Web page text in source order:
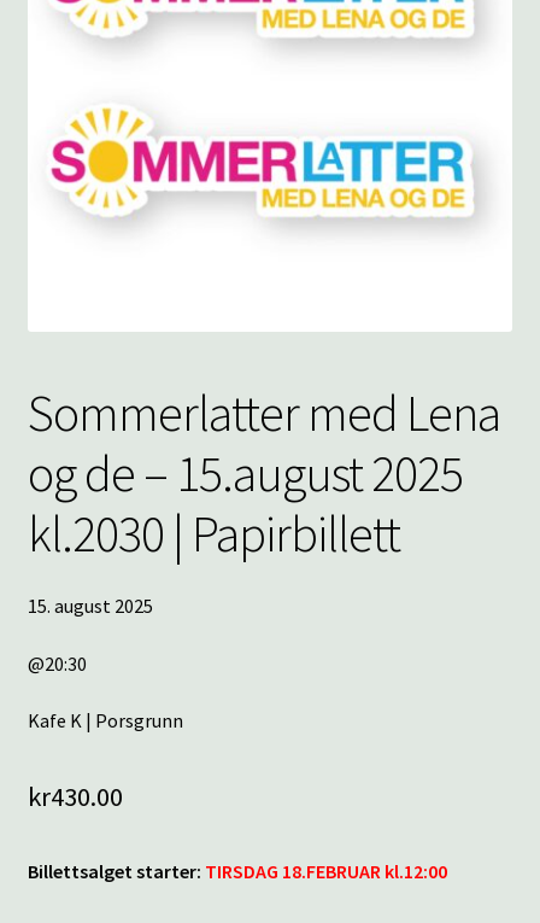
KONTAKT
HANDLEKURV
Min konto
Sommerlatter med Lena
og de – 15.august 2025
kl.2030 | Papirbillett
15. august 2025
@20:30
Kafe K | Porsgrunn
kr430.00
Billettsalget starter: TIRSDAG 18.FEBRUAR kl.12:00